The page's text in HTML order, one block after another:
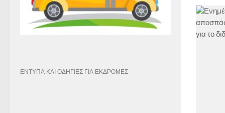
ΕΝΤΥΠΑ ΚΑΙ ΟΔΗΓΙΕΣ ΓΙΑ ΕΚΔΡΟΜΕΣ